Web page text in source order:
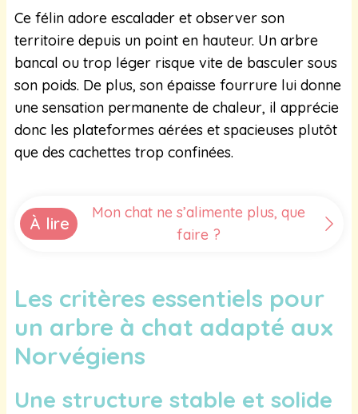
Ce félin adore escalader et observer son
territoire depuis un point en hauteur. Un arbre
bancal ou trop léger risque vite de basculer sous
son poids. De plus, son épaisse fourrure lui donne
une sensation permanente de chaleur, il apprécie
donc les plateformes aérées et spacieuses plutôt
que des cachettes trop confinées.
À lire
Mon chat ne s’alimente plus, que
faire ?
Les critères essentiels pour
un arbre à chat adapté aux
Norvégiens
Une structure stable et solide